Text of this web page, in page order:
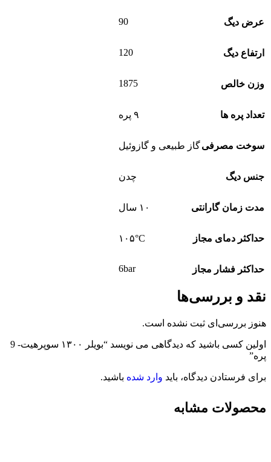
عرض دیگ 90
ارتفاع دیگ 120
وزن خالص 1875
تعداد پره ها ۹ پره
سوخت مصرفیگاز طبیعی و گازوئیل
جنس دیگ چدن
مدت زمان گارانتی ۱۰ سال
حداکثر دمای مجاز ۱۰۵°C
حداکثر فشار مجاز 6bar
نقد و بررسی‌ها
هنوز بررسی‌ای ثبت نشده است.
اولین کسی باشید که دیدگاهی می نویسد “بویلر ۱۳۰۰ سوپرهیت- 9
پره”
برای فرستادن دیدگاه، باید وارد شده باشید.
محصولات مشابه